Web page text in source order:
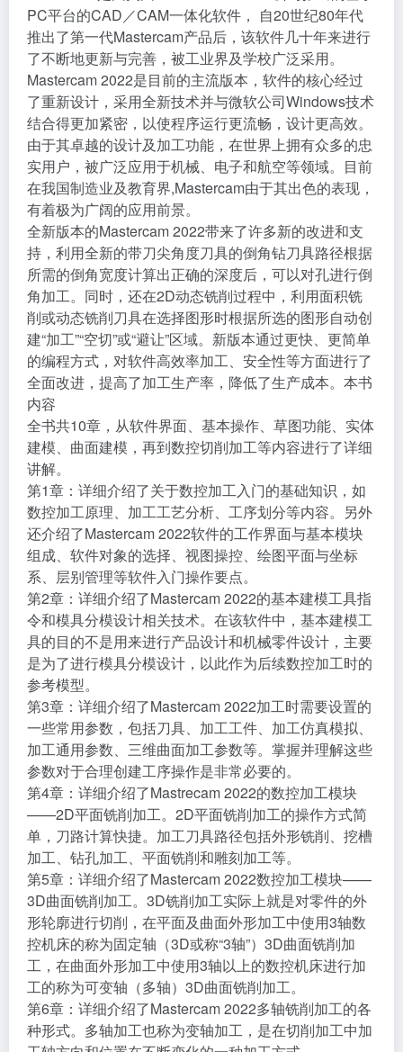
Mastercam是由美国CNC Software Inc.公司推出的基于
PC平台的CAD／CAM一体化软件， 自20世纪80年代
推出了第一代Mastercam产品后，该软件几十年来进行
了不断地更新与完善，被工业界及学校广泛采用。
Mastercam 2022是目前的主流版本，软件的核心经过
了重新设计，采用全新技术并与微软公司Windows技术
结合得更加紧密，以使程序运行更流畅，设计更高效。
由于其卓越的设计及加工功能，在世界上拥有众多的忠
实用户，被广泛应用于机械、电子和航空等领域。目前
在我国制造业及教育界,Mastercam由于其出色的表现，
有着极为广阔的应用前景。
全新版本的Mastercam 2022带来了许多新的改进和支
持，利用全新的带刀尖角度刀具的倒角钻刀具路径根据
所需的倒角宽度计算出正确的深度后，可以对孔进行倒
角加工。同时，还在2D动态铣削过程中，利用面积铣
削或动态铣削刀具在选择图形时根据所选的图形自动创
建“加工”“空切”或“避让”区域。新版本通过更快、更简单
的编程方式，对软件高效率加工、安全性等方面进行了
全面改进，提高了加工生产率，降低了生产成本。本书
内容
全书共10章，从软件界面、基本操作、草图功能、实体
建模、曲面建模，再到数控切削加工等内容进行了详细
讲解。
第1章：详细介绍了关于数控加工入门的基础知识，如
数控加工原理、加工工艺分析、工序划分等内容。另外
还介绍了Mastercam 2022软件的工作界面与基本模块
组成、软件对象的选择、视图操控、绘图平面与坐标
系、层别管理等软件入门操作要点。
第2章：详细介绍了Mastercam 2022的基本建模工具指
令和模具分模设计相关技术。在该软件中，基本建模工
具的目的不是用来进行产品设计和机械零件设计，主要
是为了进行模具分模设计，以此作为后续数控加工时的
参考模型。
第3章：详细介绍了Mastercam 2022加工时需要设置的
一些常用参数，包括刀具、加工工件、加工仿真模拟、
加工通用参数、三维曲面加工参数等。掌握并理解这些
参数对于合理创建工序操作是非常必要的。
第4章：详细介绍了Mastrecam 2022的数控加工模块
——2D平面铣削加工。2D平面铣削加工的操作方式简
单，刀路计算快捷。加工刀具路径包括外形铣削、挖槽
加工、钻孔加工、平面铣削和雕刻加工等。
第5章：详细介绍了Mastercam 2022数控加工模块——
3D曲面铣削加工。3D铣削加工实际上就是对零件的外
形轮廓进行切削，在平面及曲面外形加工中使用3轴数
控机床的称为固定轴（3D或称“3轴”）3D曲面铣削加
工，在曲面外形加工中使用3轴以上的数控机床进行加
工的称为可变轴（多轴）3D曲面铣削加工。
第6章：详细介绍了Mastercam 2022多轴铣削加工的各